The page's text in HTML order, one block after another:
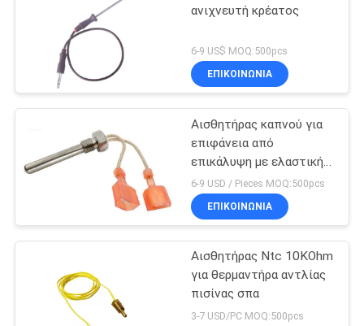
ανιχνευτή κρέατος
6-9 US$ MOQ:500pcs
ΕΠΙΚΟΙΝΩΝΊΑ
Αισθητήρας καπνού για
επιφάνεια από
επικάλυψη με ελαστική
επίδραση
6-9 USD / Pieces MOQ:500pcs
ΕΠΙΚΟΙΝΩΝΊΑ
Αισθητήρας Ntc 10KOhm
για θερμαντήρα αντλίας
πισίνας σπα
3-7 USD/PC MOQ:500pcs